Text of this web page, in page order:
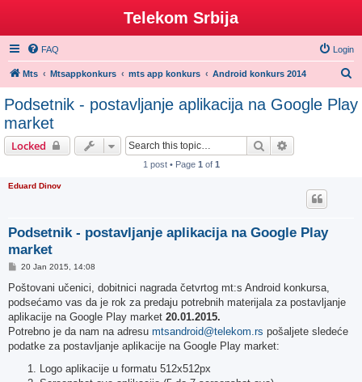
Telekom Srbija
FAQ Login
Mts Mtsappkonkurs mts app konkurs Android konkurs 2014
a
Podsetnik - postavljanje aplikacija na Google Play
market
Locked Search
1 post • Page 1 of 1
Eduard Dinov
Podsetnik - postavljanje aplikacija na Google Play
market
P
s
20 Jan 2015, 14:08
Poštovani učenici, dobitnici nagrada četvrtog mt:s Android konkursa,
podsećamo vas da je rok za predaju potrebnih materijala za postavljanje
aplikacije na Google Play market 20.01.2015.
Potrebno je da nam na adresu mtsandroid@telekom.rs pošaljete sledeće
podatke za postavljanje aplikacije na Google Play market:
Logo aplikacije u formatu 512x512px